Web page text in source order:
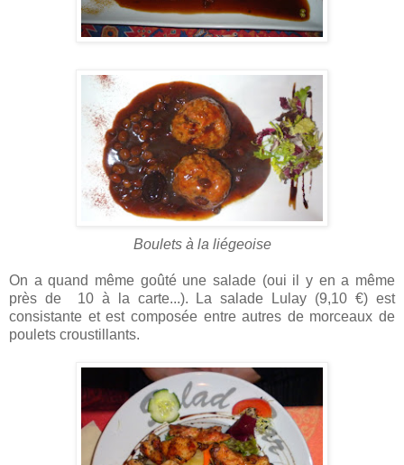
Boulets à la liégeoise
On a quand même goûté une salade (oui il y en a même
près de
10 à la carte...). La salade Lulay (9,10 €) est
consistante et est composée entre autres de morceaux de
poulets croustillants.